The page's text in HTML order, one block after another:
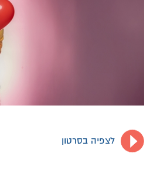
לצפיה בסרטון